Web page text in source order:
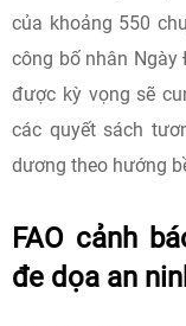
của khoảng 550
công bố nhân
được kỳ vọng sẽ
các quyết sách
dương theo hướng
FAO cảnh
đe dọa an